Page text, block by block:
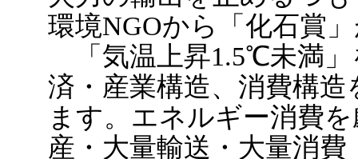
環境NGOから「化石賞
「気温上昇1.5℃未満」
済・産業構造、消費構
ます。エネルギー消費
産・大量輸送・大量消